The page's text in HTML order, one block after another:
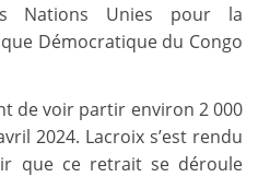
Nations Unies pour la
Démocratique du Congo
de voir partir environ 2 000
2024. Lacroix s’est rendu
que ce retrait se déroule